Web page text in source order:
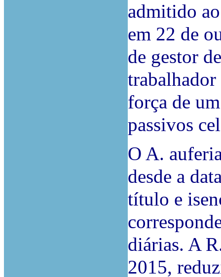
admitido
em 22 de
de gestor
força de
passivos
O A.
desde a
título e
diárias. A
2015,